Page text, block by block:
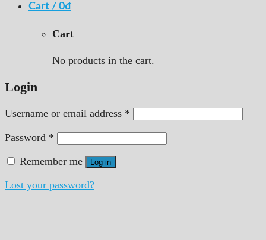
Cart / 0₫
Cart
No products in the cart.
Login
Username or email address *
Password *
Remember me Log in
Lost your password?